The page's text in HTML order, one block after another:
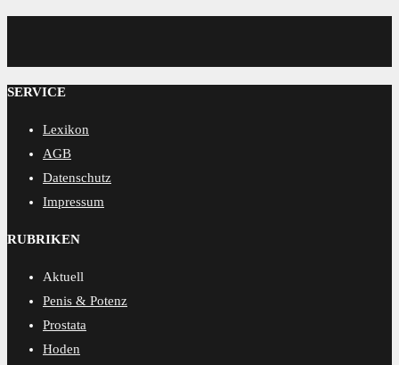
MENSCORE
SERVICE
Lexikon
AGB
Datenschutz
Impressum
RUBRIKEN
Aktuell
Penis & Potenz
Prostata
Hoden